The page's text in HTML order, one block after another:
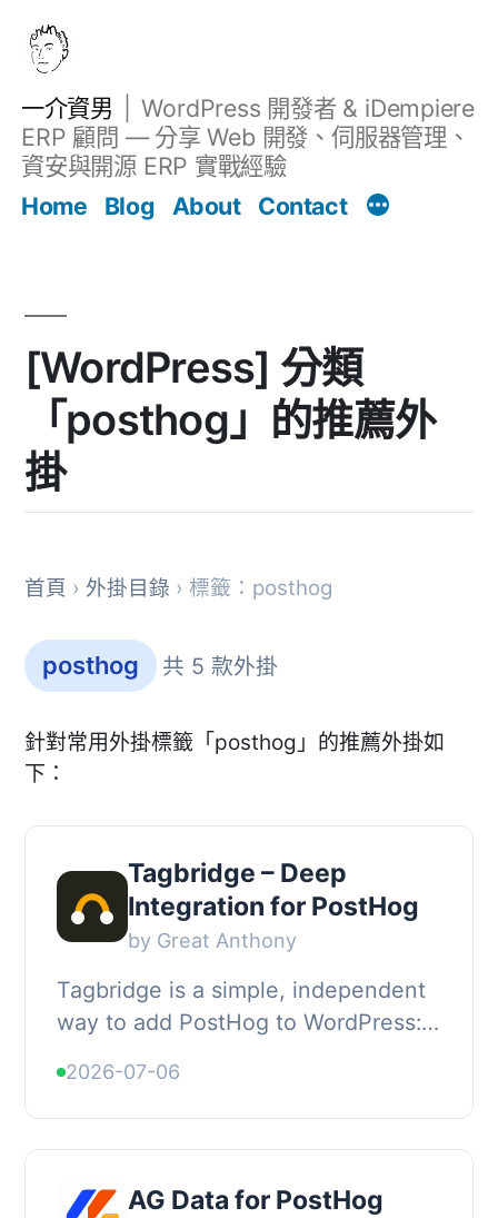
一介資男
WordPress 開發者 & iDempiere
ERP 顧問 — 分享 Web 開發、伺服器管理、
資安與開源 ERP 實戰經驗
Home
Blog About Contact
[WordPress] 分類
「posthog」的推薦外
掛
首頁 › 外掛目錄 › 標籤：posthog
posthog 共 5 款外掛
針對常用外掛標籤「posthog」的推薦外掛如
下：
Tagbridge – Deep
Integration for PostHog
by Great Anthony
Tagbridge is a simple, independent
way to add PostHog to WordPress:
touching code. Enter your PostHog
project API ke...
2026-07-06
AG Data for PostHog
文章 Filter